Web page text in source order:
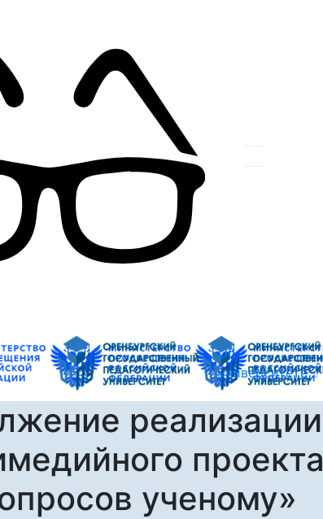
Об
университете
реализации
проекта
ученому»